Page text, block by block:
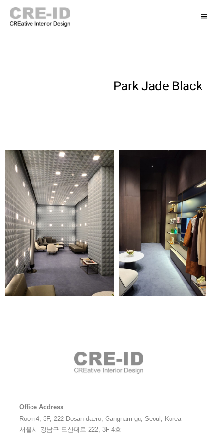
Park Jade Black
Office Address
Room4, 3F, 222 Dosan-daero, Gangnam-gu, Seoul, Korea
서울시 강남구 도산대로 222, 3F 4호